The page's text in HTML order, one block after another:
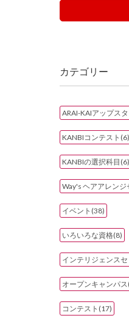
カテゴリー
ARAI-KAIアップス
KANBIコンテスト(6)
KANBIの選択科目(6)
Way's ヘアアレンジ
イベント(38)
いろいろな資格(8)
インテリジェンス
オープンキャンパス
コンテスト(17)